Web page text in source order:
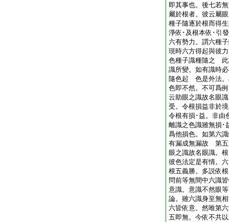
即其事也。後七若
屬於根者。彼云屬
種子隨逐於根而得
淨依･及根本依･引
六有勢力。謂六種
現時六方得起與彼
色種子識種隨之 此
識所變。如有識時
隨色起 色是外法。
色即不然。不可爲
云助眼之識故名眼
受。令根損益非於
令根有損･益。非由
離識之色識雖無損･
爲他損色。如第六
有漏成無漏故 第五
眼之識故名眼識。
彼色法定是有情。
根五義勝。多説依
問前等無間中六識
意識。意識不然眼
論。雖六識身至無
六皆依意。然唯第
五即無。今依不共